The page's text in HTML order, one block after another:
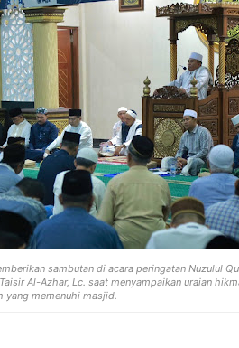
sambutan di acara peringatan Nuzulul
Al-Azhar, Lc. saat menyampaikan uraian
yang memenuhi masjid.